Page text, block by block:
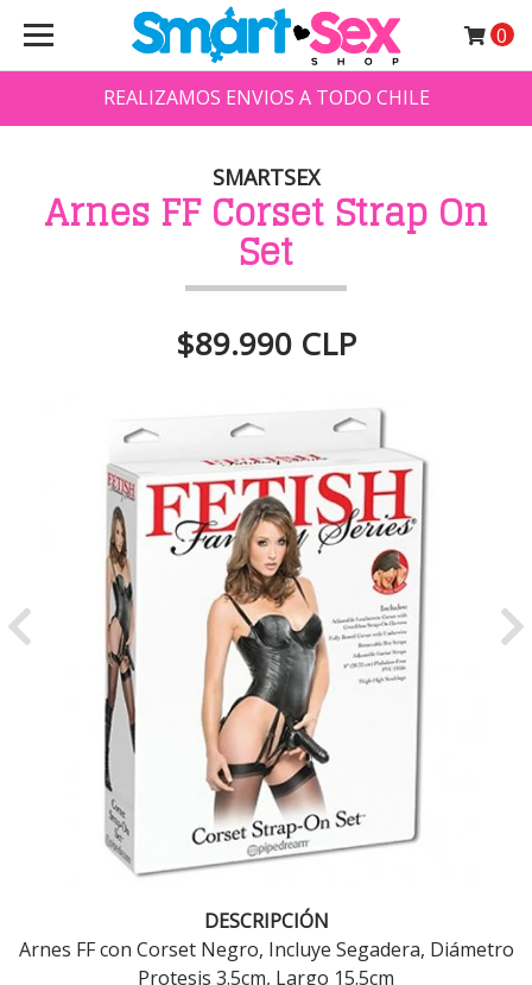
REALIZAMOS ENVIOS A TODO CHILE
0
SMARTSEX
Arnes FF Corset Strap On
Set
$89.990 CLP
Previous
DESCRIPCIÓN
Arnes FF con Corset Negro, Incluye Segadera, Diámetro
Protesis 3.5cm, Largo 15.5cm